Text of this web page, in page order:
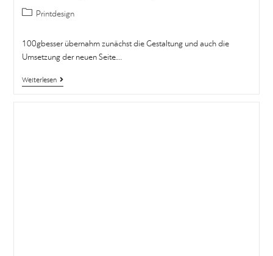
Printdesign
100gbesser übernahm zunächst die Gestaltung und auch die
Umsetzung der neuen Seite.…
Weiterlesen